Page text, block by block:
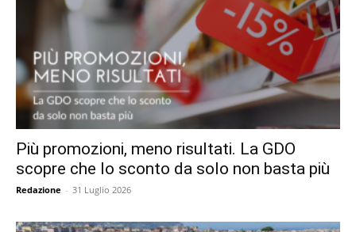
Più promozioni, meno risultati. La GDO
scopre che lo sconto da solo non basta più
Redazione - 31 Luglio 2026